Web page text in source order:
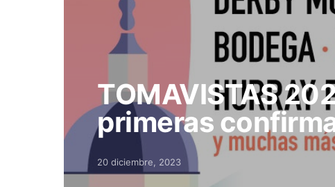
TOMAVISTAS
primeras
Posted on
20 diciembre, 2023